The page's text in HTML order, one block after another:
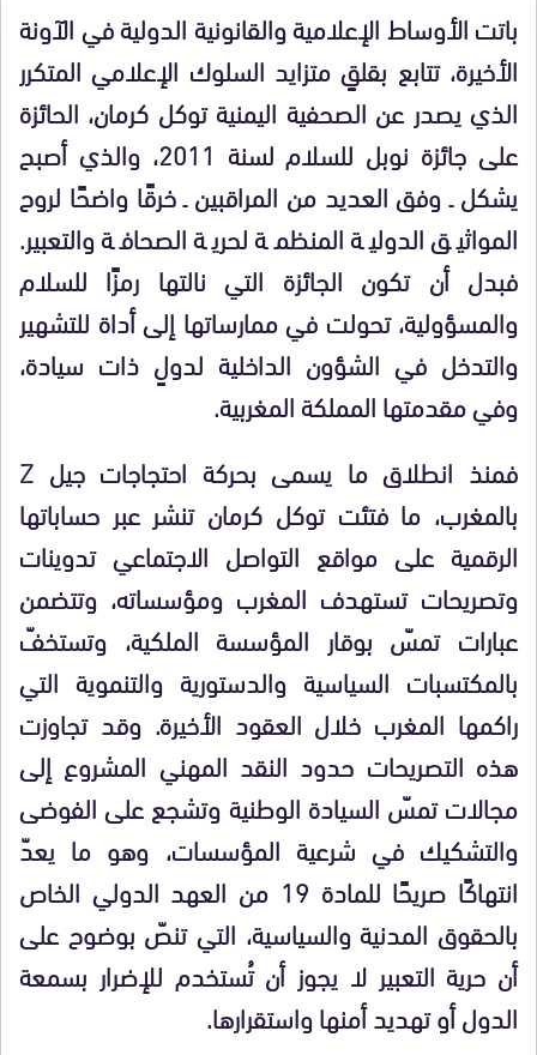
باتت الأوساط الإعلامية والقانونية الدولية في الآونة
الأخيرة، تتابع بقلقٍ متزايد السلوك الإعلامي المتكرر
الذي يصدر عن الصحفية اليمنية توكل كرمان، الحائزة
على جائزة نوبل للسلام لسنة 2011، والذي أصبح
يشكل ـ وفق العديد من المراقبين ـ خرقًا واضحًا لروح
المواثيق الدولية المنظمة لحرية الصحافة والتعبير.
فبدل أن تكون الجائزة التي نالتها رمزًا للسلام
والمسؤولية، تحولت في ممارساتها إلى أداة للتشهير
والتدخل في الشؤون الداخلية لدولٍ ذات سيادة،
وفي مقدمتها المملكة المغربية.
فمنذ انطلاق ما يسمى بحركة احتجاجات جيل Z
بالمغرب، ما فتئت توكل كرمان تنشر عبر حساباتها
الرقمية على مواقع التواصل الاجتماعي تدوينات
وتصريحات تستهدف المغرب ومؤسساته، وتتضمن
عبارات تمسّ بوقار المؤسسة الملكية، وتستخفّ
بالمكتسبات السياسية والدستورية والتنموية التي
راكمها المغرب خلال العقود الأخيرة. وقد تجاوزت
هذه التصريحات حدود النقد المهني المشروع إلى
مجالات تمسّ السيادة الوطنية وتشجع على الفوضى
والتشكيك في شرعية المؤسسات، وهو ما يعدّ
انتهاكًا صريحًا للمادة 19 من العهد الدولي الخاص
بالحقوق المدنية والسياسية، التي تنصّ بوضوح على
أن حرية التعبير لا يجوز أن تُستخدم للإضرار بسمعة
الدول أو تهديد أمنها واستقرارها.